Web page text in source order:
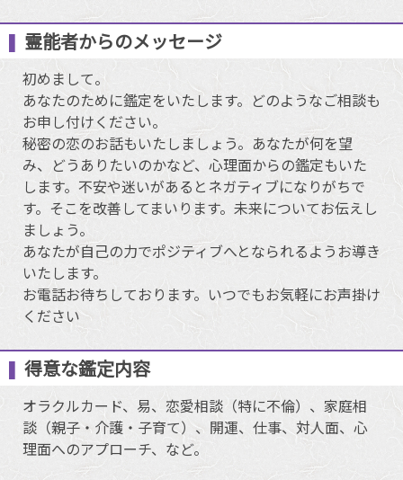
霊能者からのメッセージ
初めまして。
あなたのために鑑定をいたします。どのようなご相談も
お申し付けください。
秘密の恋のお話もいたしましょう。あなたが何を望
み、どうありたいのかなど、心理面からの鑑定もいた
します。不安や迷いがあるとネガティブになりがちで
す。そこを改善してまいります。未来についてお伝えし
ましょう。
あなたが自己の力でポジティブへとなられるようお導き
いたします。
お電話お待ちしております。いつでもお気軽にお声掛け
ください
得意な鑑定内容
オラクルカード、易、恋愛相談（特に不倫）、家庭相
談（親子・介護・子育て）、開運、仕事、対人面、心
理面へのアプローチ、など。